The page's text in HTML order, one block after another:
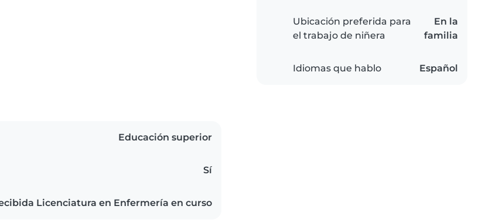
Ubicación preferida para
el trabajo de niñera
En la
familia
Idiomas que hablo Español
Educación superior
Sí
Licenciatura en Enfermería en curso